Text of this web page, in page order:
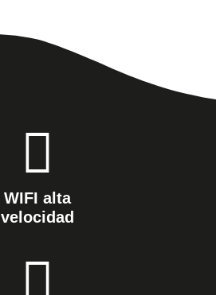
WIFI alta
velocidad